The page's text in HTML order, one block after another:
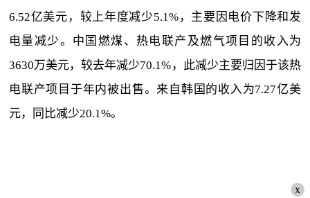
6.52亿美元，较上年度减少5.1%，主要因电价下降和发
电量减少。中国燃煤、热电联产及燃气项目的收入为
3630万美元，较去年减少70.1%，此减少主要归因于该热
电联产项目于年内被出售。来自韩国的收入为7.27亿美
元，同比减少20.1%。
x